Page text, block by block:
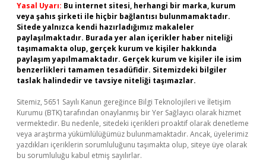
Yasal Uyarı: Bu internet sitesi, herhangi bir marka, kurum
veya şahıs şirketi ile hiçbir bağlantısı bulunmamaktadır.
Sitede yalnızca kendi hazırladığımız makaleler
paylaşılmaktadır. Burada yer alan içerikler haber niteliği
taşımamakta olup, gerçek kurum ve kişiler hakkında
paylaşım yapılmamaktadır. Gerçek kurum ve kişiler ile isim
benzerlikleri tamamen tesadüfidir. Sitemizdeki bilgiler
taslak halindedir ve tavsiye niteliği taşımazlar.
Sitemiz, 5651 Sayılı Kanun gereğince Bilgi Teknolojileri ve İletişim
Kurumu (BTK) tarafından onaylanmış bir Yer Sağlayıcı olarak hizmet
vermektedir. Bu nedenle, sitedeki içerikleri proaktif olarak denetleme
veya araştırma yükümlülüğümüz bulunmamaktadır. Ancak, üyelerimiz
yazdıkları içeriklerin sorumluluğunu taşımakta olup, siteye üye olarak
bu sorumluluğu kabul etmiş sayılırlar.